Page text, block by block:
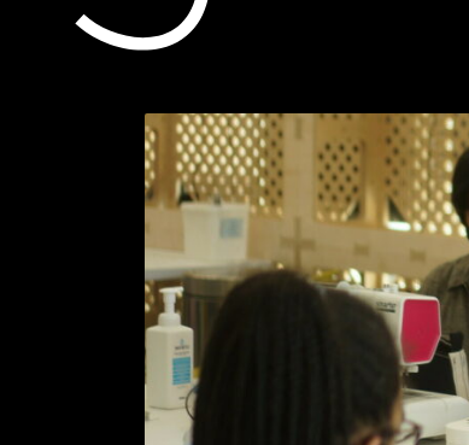
actueel toegekende